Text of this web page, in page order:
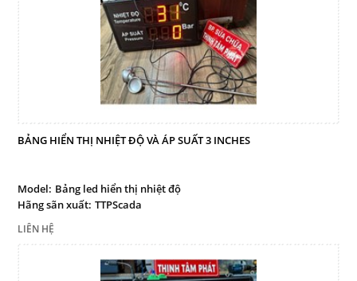
BẢNG HIỂN THỊ NHIỆT ĐỘ VÀ ÁP SUẤT 3 INCHES
Model: Bảng led hiển thị nhiệt độ
Hãng sãn xuất: TTPScada
LIÊN HỆ
LIÊN HỆ
HotLine
Email
Gọi cho chúng tôi